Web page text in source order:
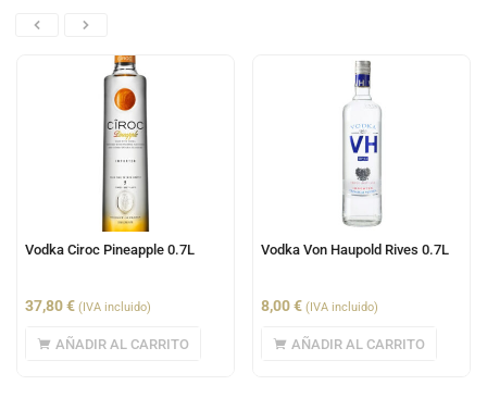
Vodka Ciroc Pineapple 0.7L
37,80€ (IVA incluido)
AÑADIR AL CARRITO
Vodka Von Haupold Rives 0.7L
8,00€ (IVA incluido)
AÑADIR AL CARRITO